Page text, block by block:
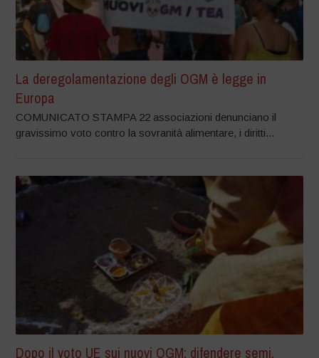
La deregolamentazione degli OGM è legge in
Europa
COMUNICATO STAMPA 22 associazioni denunciano il
gravissimo voto contro la sovranità alimentare, i diritti...
Dopo il voto UE sui nuovi OGM: difendere semi,